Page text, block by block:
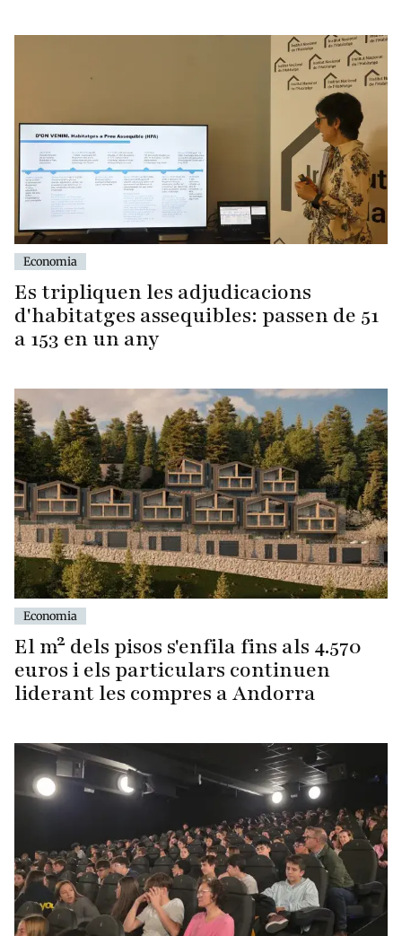
Economia
Es tripliquen les adjudicacions
d'habitatges assequibles: passen de 51
a 153 en un any
Economia
El m² dels pisos s'enfila fins als 4.570
euros i els particulars continuen
liderant les compres a Andorra